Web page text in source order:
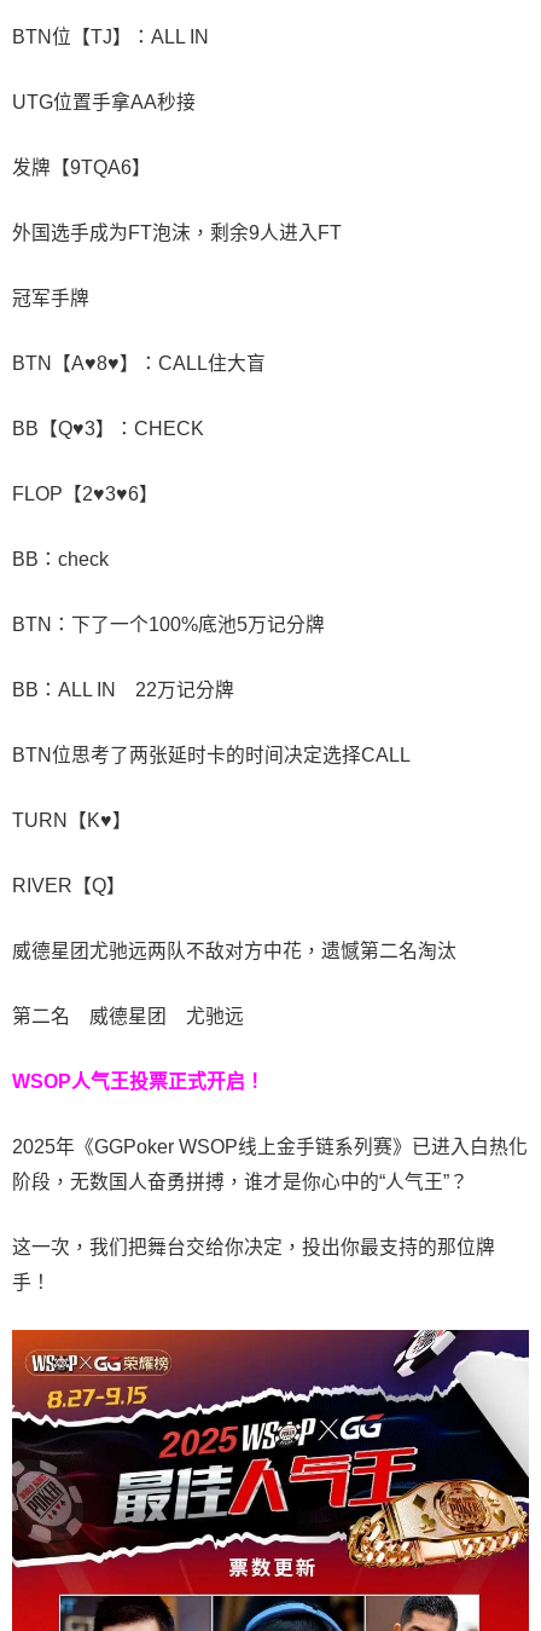
BTN位【TJ】：ALL IN
UTG位置手拿AA秒接
发牌【9TQA6】
外国选手成为FT泡沫，剩余9人进入FT
冠军手牌
BTN【A♥8♥】：CALL住大盲
BB【Q♥3】：CHECK
FLOP【2♥3♥6】
BB：check
BTN：下了一个100%底池5万记分牌
BB：ALL IN 22万记分牌
BTN位思考了两张延时卡的时间决定选择CALL
TURN【K♥】
RIVER【Q】
威德星团尤驰远两队不敌对方中花，遗憾第二名淘汰
第二名 威德星团 尤驰远
WSOP人气王投票正式开启！
2025年《GGPoker WSOP线上金手链系列赛》已进入白热化
阶段，无数国人奋勇拼搏，谁才是你心中的“人气王”？
这一次，我们把舞台交给你决定，投出你最支持的那位牌
手！